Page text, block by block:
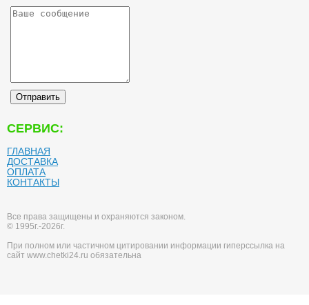
Отправить
СЕРВИС:
ГЛАВНАЯ
ДОСТАВКА
ОПЛАТА
КОНТАКТЫ
Все права защищены и охраняются законом.
© 1995г.-2026г.
При полном или частичном цитировании информации гиперссылка на
сайт www.chetki24.ru обязательна